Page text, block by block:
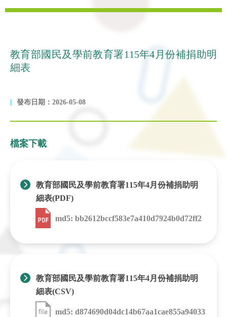
教育部國民及學前教育署115年4月份補捐助明
細表
發布日期：2026-05-08
檔案下載
教育部國民及學前教育署115年4月份補捐助明
細表(PDF)
md5: bb2612bccf583e7a410d7924b0d72ff2
教育部國民及學前教育署115年4月份補捐助明
細表(CSV)
md5: d874690d04dc14b67aa1cae855a94033